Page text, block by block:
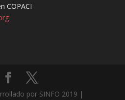
COPACI
por SINFO 2019 |